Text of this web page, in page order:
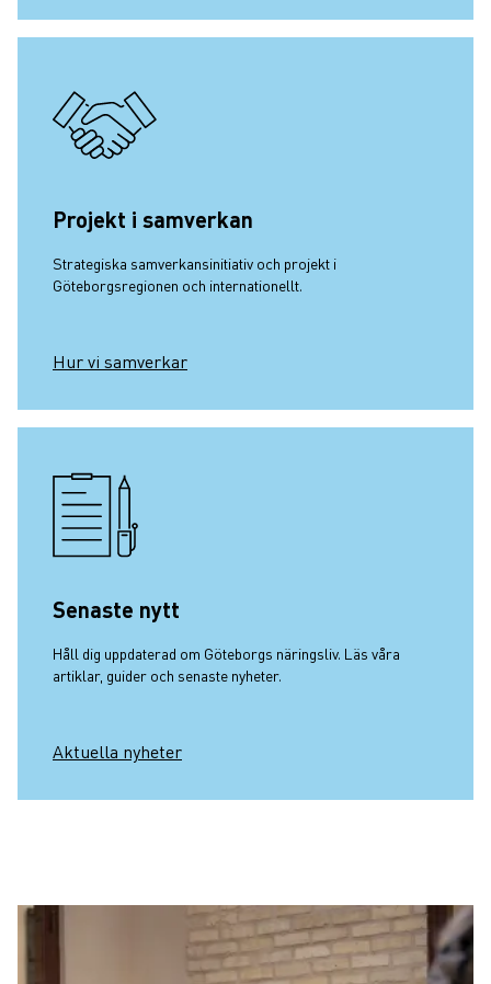
Projekt i samverkan
Strategiska samverkansinitiativ och projekt i
Göteborgsregionen och internationellt.
Hur vi samverkar
Senaste nytt
Håll dig uppdaterad om Göteborgs näringsliv. Läs våra
artiklar, guider och senaste nyheter.
Aktuella nyheter